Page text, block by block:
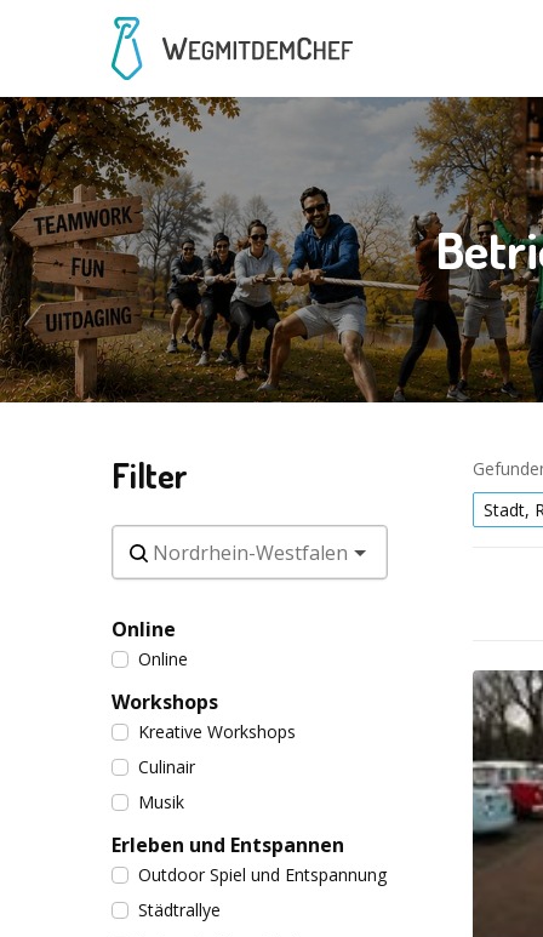
Filter
Online
Online
Workshops
Kreative Workshops
Culinair
Musik
Erleben und Entspannen
Outdoor Spiel und Entspannung
Städtrallye
Stadt,